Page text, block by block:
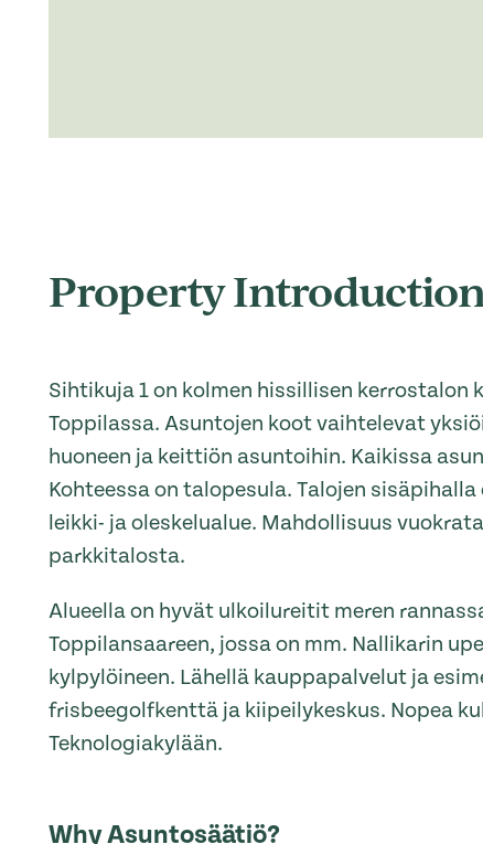
Property
Sihtikuja 1 on kolmen hissillisen kerrostalon
Toppilassa. Asuntojen koot vaihtelevat
huoneen ja keittiön asuntoihin. Kaikissa
Kohteessa on talopesula. Talojen
leikki- ja oleskelualue. Mahdollisuus
parkkitalosta.
Alueella on hyvät ulkoilureitit meren
Toppilansaareen, jossa on mm. Nallikarin
kylpylöineen. Lähellä kauppapalvelut ja
frisbeegolfkenttä ja kiipeilykeskus. Nopea
Teknologiakylään.
Why Asuntosäätiö?